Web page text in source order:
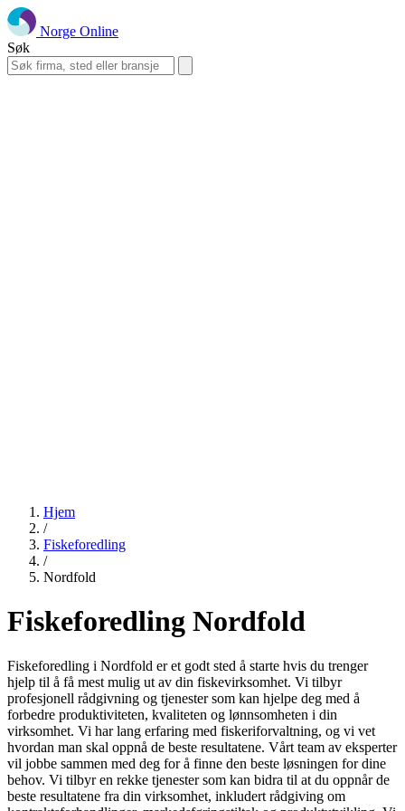
Norge Online
Søk
Hjem
/
Fiskeforedling
/
Nordfold
Fiskeforedling Nordfold
Fiskeforedling i Nordfold er et godt sted å starte hvis du trenger
hjelp til å få mest mulig ut av din fiskevirksomhet. Vi tilbyr
profesjonell rådgivning og tjenester som kan hjelpe deg med å
forbedre produktiviteten, kvaliteten og lønnsomheten i din
virksomhet. Vi har lang erfaring med fiskeriforvaltning, og vi vet
hvordan man skal oppnå de beste resultatene. Vårt team av eksperter
vil jobbe sammen med deg for å finne den beste løsningen for dine
behov. Vi tilbyr en rekke tjenester som kan bidra til at du oppnår de
beste resultatene fra din virksomhet, inkludert rådgiving om